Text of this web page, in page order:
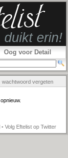
Oog voor Detail
wachtwoord vergeten
• Volg Eftelist op Twitter